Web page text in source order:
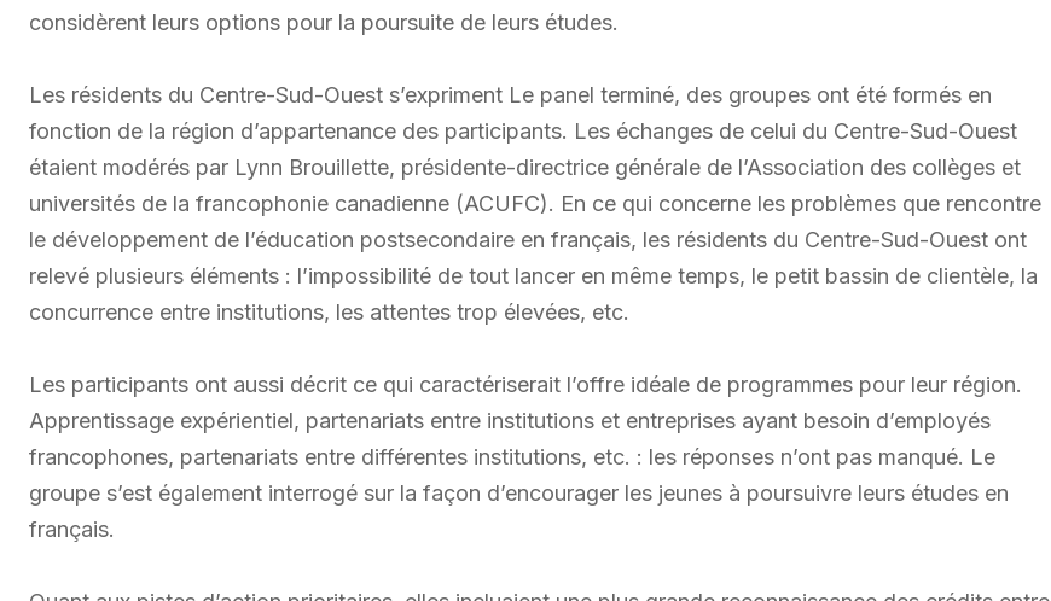
considèrent leurs options pour la poursuite de leurs études.
Les résidents du Centre-Sud-Ouest s’expriment Le panel terminé, des groupes ont été formés en
fonction de la région d’appartenance des participants. Les échanges de celui du Centre-Sud-Ouest
étaient modérés par Lynn Brouillette, présidente-directrice générale de l’Association des collèges et
universités de la francophonie canadienne (ACUFC). En ce qui concerne les problèmes que rencontre
le développement de l’éducation postsecondaire en français, les résidents du Centre-Sud-Ouest ont
relevé plusieurs éléments : l’impossibilité de tout lancer en même temps, le petit bassin de clientèle, la
concurrence entre institutions, les attentes trop élevées, etc.
Les participants ont aussi décrit ce qui caractériserait l’offre idéale de programmes pour leur région.
Apprentissage expérientiel, partenariats entre institutions et entreprises ayant besoin d’employés
francophones, partenariats entre différentes institutions, etc. : les réponses n’ont pas manqué. Le
groupe s’est également interrogé sur la façon d’encourager les jeunes à poursuivre leurs études en
français.